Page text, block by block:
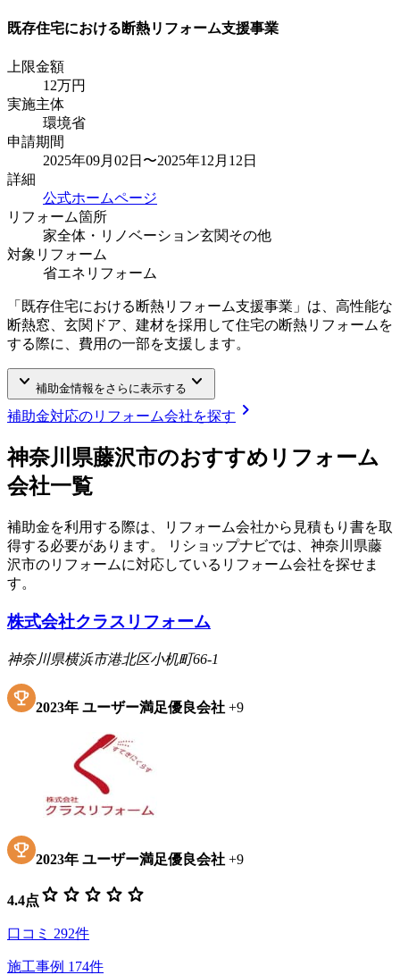
既存住宅における断熱リフォーム支援事業
上限金額
12万円
実施主体
環境省
申請期間
2025年09月02日〜2025年12月12日
詳細
公式ホームページ
リフォーム箇所
家全体・リノベーション玄関その他
対象リフォーム
省エネリフォーム
「既存住宅における断熱リフォーム支援事業」は、高性能な
断熱窓、玄関ドア、建材を採用して住宅の断熱リフォームを
する際に、費用の一部を支援します。
keyboard_arrow_down 補助金情報をさらに表示する keyboard_arrow_down
補助金対応のリフォーム会社を探す chevron_right
神奈川県藤沢市のおすすめリフォーム
会社一覧
補助金を利用する際は、リフォーム会社から見積もり書を取
得する必要があります。 リショップナビでは、 神奈川県藤
沢市のリフォームに対応しているリフォーム会社を探せま
す。
株式会社クラスリフォーム
神奈川県横浜市港北区小机町66-1
2023年 ユーザー満足優良会社 +9
2023年 ユーザー満足優良会社 +9
4.4点 star star star star star
口コミ 292件
施工事例 174件